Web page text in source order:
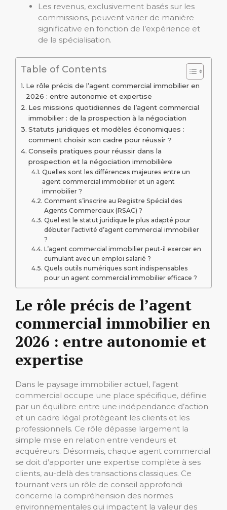
Les revenus, exclusivement basés sur les
commissions, peuvent varier de manière
significative en fonction de l’expérience et
de la spécialisation.
Table of Contents
Le rôle précis de l’agent commercial immobilier en
2026 : entre autonomie et expertise
Les missions quotidiennes de l’agent commercial
immobilier : de la prospection à la négociation
Statuts juridiques et modèles économiques :
comment choisir son cadre pour réussir ?
Conseils pratiques pour réussir dans la
prospection et la négociation immobilière
Quelles sont les différences majeures entre un
agent commercial immobilier et un agent
immobilier ?
Comment s’inscrire au Registre Spécial des
Agents Commerciaux (RSAC) ?
Quel est le statut juridique le plus adapté pour
débuter l’activité d’agent commercial immobilier
?
L’agent commercial immobilier peut-il exercer en
cumulant avec un emploi salarié ?
Quels outils numériques sont indispensables
pour un agent commercial immobilier efficace ?
Le rôle précis de l’agent
commercial immobilier en
2026 : entre autonomie et
expertise
Dans le paysage immobilier actuel, l’agent
commercial occupe une place spécifique, définie
par un équilibre entre une indépendance d’action
et un cadre légal protégeant les clients et les
professionnels. Ce rôle dépasse largement la
simple mise en relation entre vendeurs et
acquéreurs. Désormais, chaque agent commercial
se doit d’apporter une expertise complète à ses
clients, au-delà des transactions classiques. Ce
tournant vers un rôle de conseil approfondi
concerne la compréhension des normes
environnementales qui impactent la valeur des